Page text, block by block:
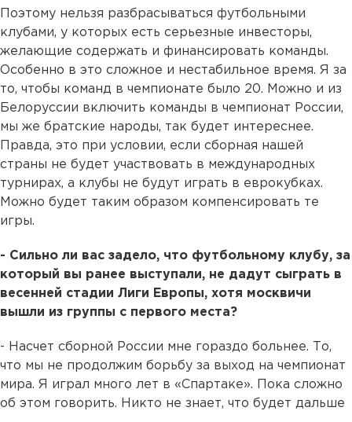
Поэтому нельзя разбрасываться футбольными
клубами, у которых есть серьезные инвесторы,
желающие содержать и финансировать команды.
Особенно в это сложное и нестабильное время. Я за
то, чтобы команд в чемпионате было 20. Можно и из
Белоруссии включить команды в чемпионат России,
мы же братские народы, так будет интереснее.
Правда, это при условии, если сборная нашей
страны не будет участвовать в международных
турнирах, а клубы не будут играть в еврокубках.
Можно будет таким образом компенсировать те
игры.
- Сильно ли вас задело, что футбольному клубу, за
который вы ранее выступали, не дадут сыграть в
весенней стадии Лиги Европы, хотя москвичи
вышли из группы с первого места?
- Насчет сборной России мне гораздо больнее. То,
что мы не продолжим борьбу за выход на чемпионат
мира. Я играл много лет в «Спартаке». Пока сложно
об этом говорить. Никто не знает, что будет дальше